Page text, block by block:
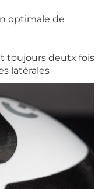
optimale de
toujours deutx fois
latérales